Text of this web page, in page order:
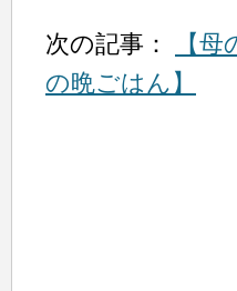
次の記事：
【
の晩ごはん】